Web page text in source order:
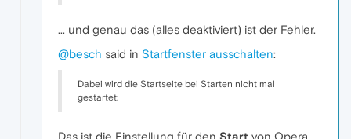
... und genau das (alles deaktiviert) ist der Fehler.
@besch said in Startfenster ausschalten:
Dabei wird die Startseite bei Starten nicht mal
gestartet:
Das ist die Einstellung für den Start von Opera.